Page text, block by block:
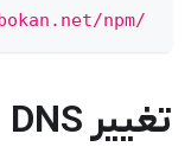
npm/
تغییر DNS